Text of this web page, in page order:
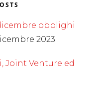
obblighi
2023
Joint Venture ed